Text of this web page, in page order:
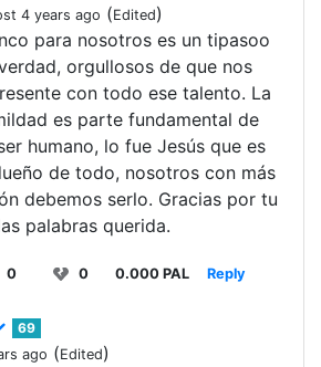
4 years ago (Edited)
para nosotros es un tipasoo
orgullosos de que nos
con todo ese talento. La
es parte fundamental de
humano, lo fue Jesús que es
de todo, nosotros con más
debemos serlo. Gracias por tu
palabras querida.
0 0 0.000 PAL Reply
69
ago (Edited)